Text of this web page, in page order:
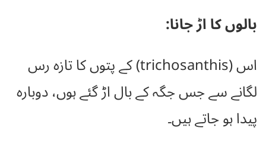
بالوں کا اڑ جانا:
اس (trichosanthis) کے پتوں کا تازہ رس
لگانے سے جس جگہ کے بال اڑ گئے ہوں، دوبارہ
پیدا ہو جاتے ہیں۔